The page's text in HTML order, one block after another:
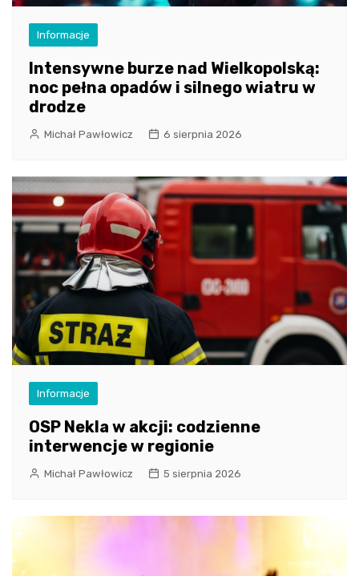
Informacje
Intensywne burze nad Wielkopolską:
noc pełna opadów i silnego wiatru w
drodze
Michał Pawłowicz 6 sierpnia 2026
Informacje
OSP Nekla w akcji: codzienne
interwencje w regionie
Michał Pawłowicz 5 sierpnia 2026